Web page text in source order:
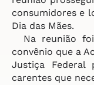
consumidores e
Dia das Mães.
Na reunião foi
convênio que a
Justiça Federal
carentes que